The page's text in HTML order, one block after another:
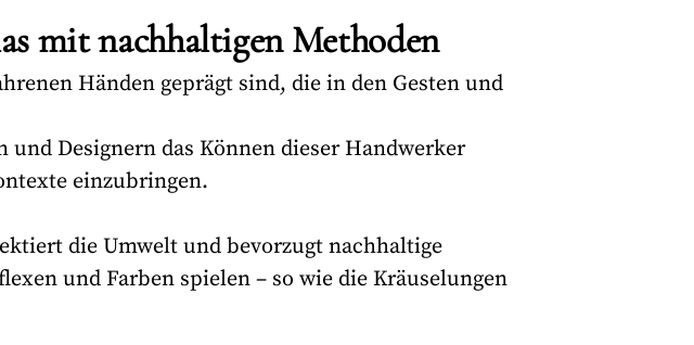
mit nachhaltigen Methoden
Händen geprägt sind, die in den Gesten und
Designern das Können dieser Handwerker
einzubringen.
die Umwelt und bevorzugt nachhaltige
und Farben spielen – so wie die Kräuselungen